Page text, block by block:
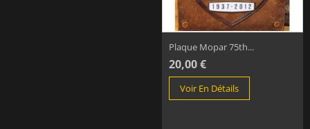
Plaque Mopar 75th...
20,00 €
Voir En Détails